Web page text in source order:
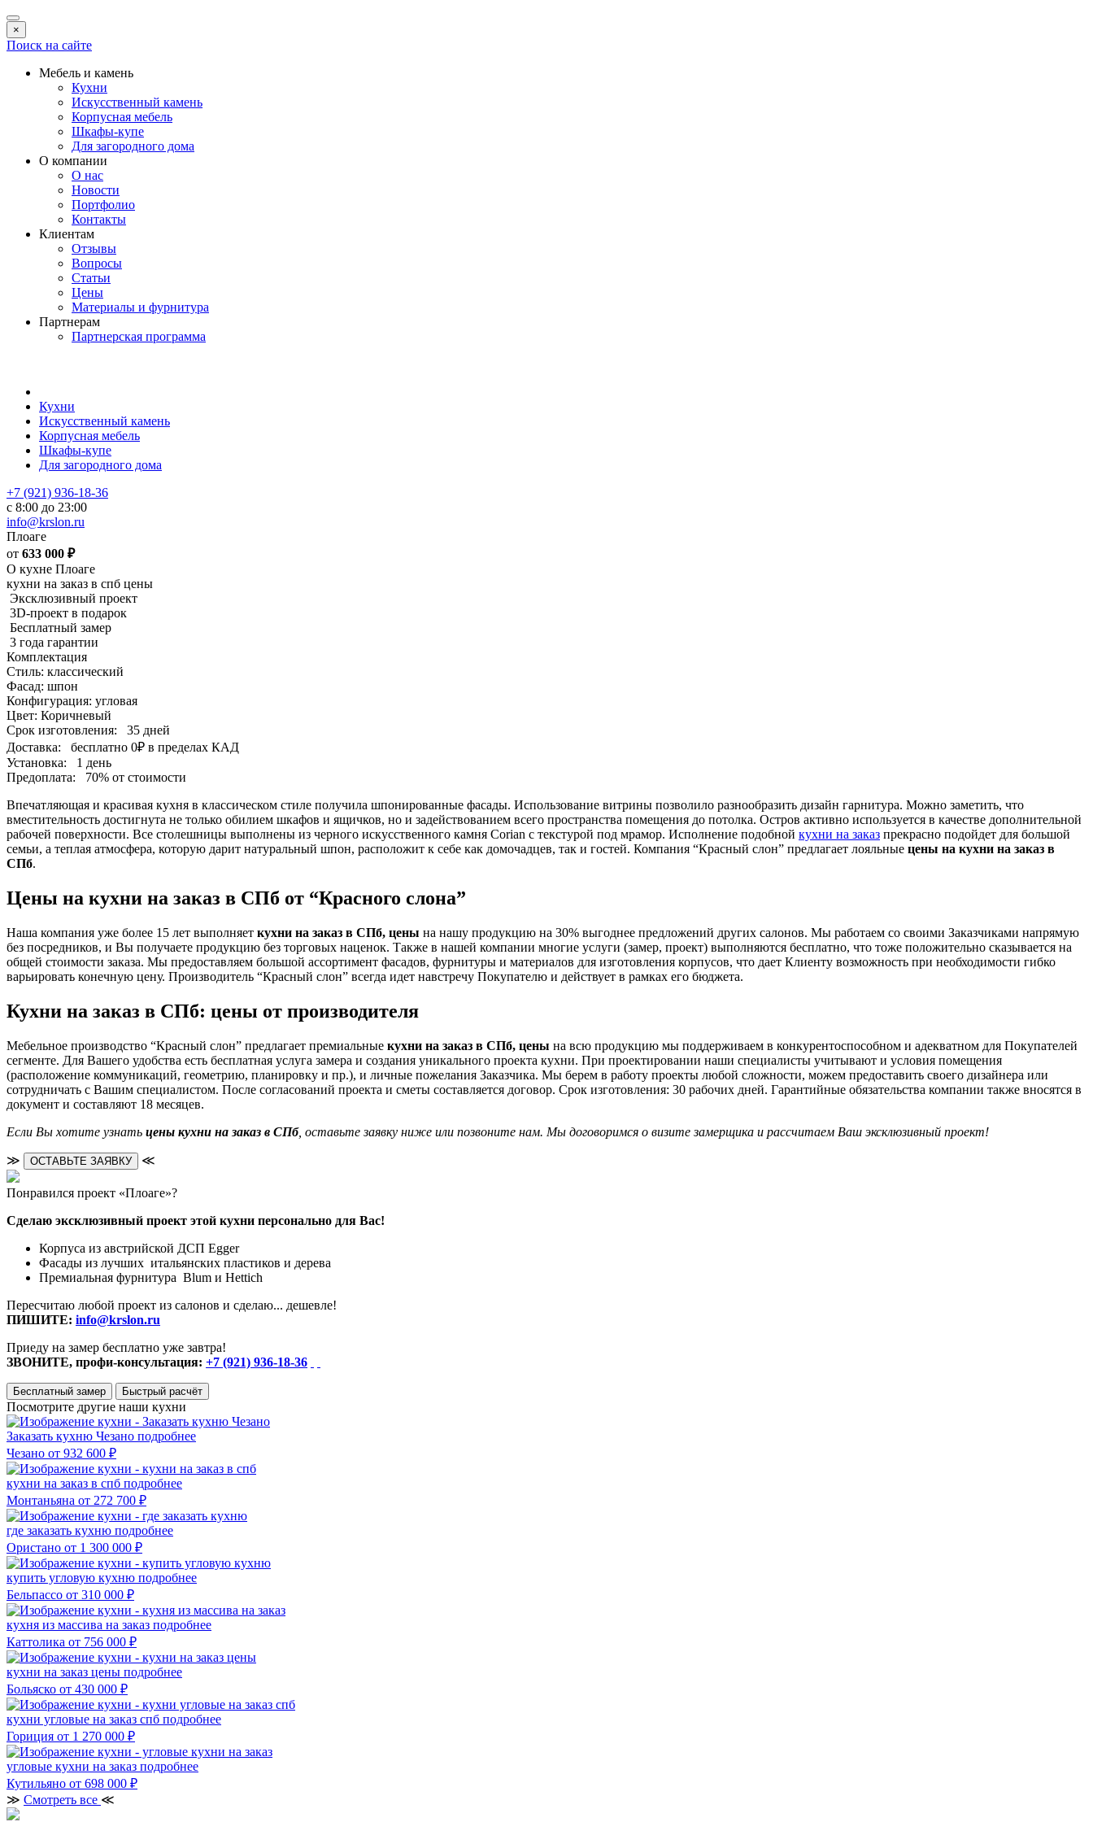
×
Поиск на сайте
Мебель и камень
Кухни
Искусственный камень
Корпусная мебель
Шкафы-купе
Для загородного дома
О компании
О нас
Новости
Портфолио
Контакты
Клиентам
Отзывы
Вопросы
Статьи
Цены
Материалы и фурнитура
Партнерам
Партнерская программа
Кухни
Искусственный камень
Корпусная мебель
Шкафы-купе
Для загородного дома
+7 (921) 936-18-36
с 8:00 до 23:00
info@krslon.ru
Плоаге
от 633 000 ₽
О кухне Плоаге
кухни на заказ в спб цены
Эксклюзивный проект
3D-проект в подарок
Бесплатный замер
3 года гарантии
Комплектация
Стиль: классический
Фасад: шпон
Конфигурация: угловая
Цвет: Коричневый
Срок изготовления:
35 дней
Доставка:
бесплатно 0₽ в пределах КАД
Установка:
1 день
Предоплата:
70% от стоимости
Впечатляющая и красивая кухня в классическом стиле получила шпонированные фасады. Использование витрины позволило разнообразить дизайн гарнитура. Можно заметить, что
вместительность достигнута не только обилием шкафов и ящичков, но и задействованием всего пространства помещения до потолка. Остров активно используется в качестве дополнительной
рабочей поверхности. Все столешницы выполнены из черного искусственного камня Corian с текстурой под мрамор. Исполнение подобной кухни на заказ прекрасно подойдет для большой
семьи, а теплая атмосфера, которую дарит натуральный шпон, расположит к себе как домочадцев, так и гостей. Компания “Красный слон” предлагает лояльные цены на кухни на заказ в
СПб.
Цены на кухни на заказ в СПб от “Красного слона”
Наша компания уже более 15 лет выполняет кухни на заказ в СПб, цены на нашу продукцию на 30% выгоднее предложений других салонов. Мы работаем со своими Заказчиками напрямую
без посредников, и Вы получаете продукцию без торговых наценок. Также в нашей компании многие услуги (замер, проект) выполняются бесплатно, что тоже положительно сказывается на
общей стоимости заказа. Мы предоставляем большой ассортимент фасадов, фурнитуры и материалов для изготовления корпусов, что дает Клиенту возможность при необходимости гибко
варьировать конечную цену. Производитель “Красный слон” всегда идет навстречу Покупателю и действует в рамках его бюджета.
Кухни на заказ в СПб: цены от производителя
Мебельное производство “Красный слон” предлагает премиальные кухни на заказ в СПб, цены на всю продукцию мы поддерживаем в конкурентоспособном и адекватном для Покупателей
сегменте. Для Вашего удобства есть бесплатная услуга замера и создания уникального проекта кухни. При проектировании наши специалисты учитывают и условия помещения
(расположение коммуникаций, геометрию, планировку и пр.), и личные пожелания Заказчика. Мы берем в работу проекты любой сложности, можем предоставить своего дизайнера или
сотрудничать с Вашим специалистом. После согласований проекта и сметы составляется договор. Срок изготовления: 30 рабочих дней. Гарантийные обязательства компании также вносятся в
документ и составляют 18 месяцев.
Если Вы хотите узнать цены кухни на заказ в СПб, оставьте заявку ниже или позвоните нам. Мы договоримся о визите замерщика и рассчитаем Ваш эксклюзивный проект!
≫ ОСТАВЬТЕ ЗАЯВКУ ≪
Понравился проект «Плоаге»?
Сделаю эксклюзивный проект этой кухни персонально для Вас!
Корпуса из австрийской ДСП Egger
Фасады из лучших итальянских пластиков и дерева
Премиальная фурнитура Blum и Hettich
Пересчитаю любой проект из салонов и сделаю... дешевле!
ПИШИТЕ: info@krslon.ru
Приеду на замер бесплатно уже завтра!
ЗВОНИТЕ, профи-консультация: +7 (921) 936-18-36
Бесплатный замер Быстрый расчёт
Посмотрите другие наши кухни
Заказать кухню Чезано подробнее
Чезано от 932 600 ₽
кухни на заказ в спб подробнее
Монтаньяна от 272 700 ₽
где заказать кухню подробнее
Ористано от 1 300 000 ₽
купить угловую кухню подробнее
Бельпассо от 310 000 ₽
кухня из массива на заказ подробнее
Каттолика от 756 000 ₽
кухни на заказ цены подробнее
Больяско от 430 000 ₽
кухни угловые на заказ спб подробнее
Гориция от 1 270 000 ₽
угловые кухни на заказ подробнее
Кутильяно от 698 000 ₽
≫ Смотреть все ≪